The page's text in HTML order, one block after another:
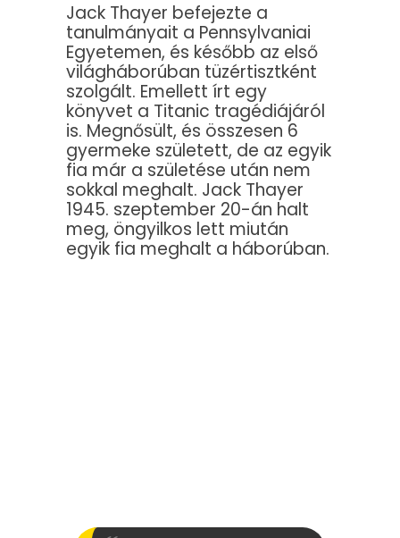
Jack Thayer befejezte a
tanulmányait a Pennsylvaniai
Egyetemen, és később az első
világháborúban tüzértisztként
szolgált. Emellett írt egy
könyvet a Titanic tragédiájáról
is. Megnősült, és összesen 6
gyermeke született, de az egyik
fia már a születése után nem
sokkal meghalt. Jack Thayer
1945. szeptember 20-án halt
meg, öngyilkos lett miután
egyik fia meghalt a háborúban.